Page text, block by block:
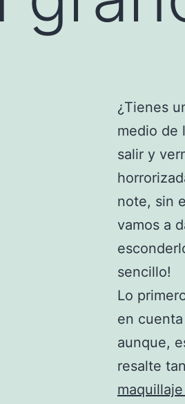
¿Tienes
medio de
salir y
note, sin
vamos a
sencillo!
Lo
en
aunque,
resalte
maquillaje